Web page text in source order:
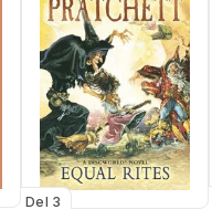
Del 3